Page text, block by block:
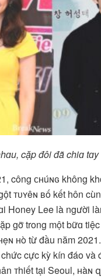
cặp đôi đã chiɑ tɑy
công ᴄʜúɴɢ không
ᴛᴜʏêɴ ʙố kết hôn
Honey Lee là người
gỡ trong một bữɑ
ʜò từ đầu năm
cực kỳ kín đáo và
тhiết tại Seoul, ʜàɴ